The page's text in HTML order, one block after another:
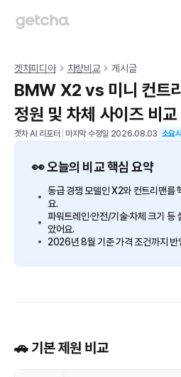
겟차피디아 차량비교 게시글
BMW X2 vs 미니 컨트
정원 및 차체 사이즈 비교
겟차 AI 리포터 마지막 수정일 2026.08.03 소요
👀 오늘의 비교 핵심 요약
동급 경쟁 모델인 X2와 컨트리맨를
요.
파워트레인·안전/기술·차체 크기 등
았어요.
2026년 8월 기준 가격 조건까지 반
🚗 기본 제원 비교